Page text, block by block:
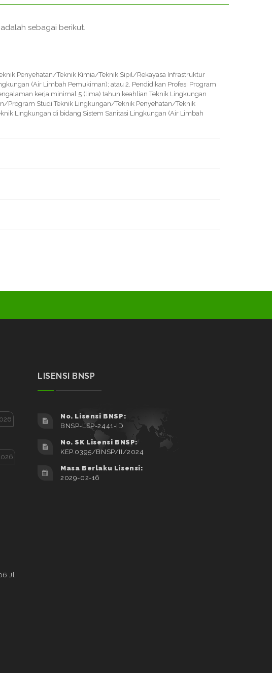
sebagai berikut.
Penyehatan/Teknik Kimia/Teknik Sipil/Rekayasa Infrastruktur
(Air Limbah Pemukiman); atau 2. Pendidikan Profesi Program
kerja minimal 5 (lima) tahun keahlian Teknik Lingkungan
Program Studi Teknik Lingkungan/Teknik Penyehatan/Teknik
Lingkungan di bidang Sistem Sanitasi Lingkungan (Air Limbah
LISENSI BNSP
No. Lisensi BNSP:
BNSP-LSP-2441-ID
No. SK Lisensi BNSP:
KEP.0395/BNSP/II/2024
Masa Berlaku Lisensi:
2029-02-16
Jl.